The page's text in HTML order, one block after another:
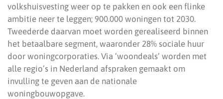
volkshuisvesting weer op te pakken en ook een flinke
ambitie neer te leggen; 900.000 woningen tot 2030.
Tweederde daarvan moet worden gerealiseerd binnen
het betaalbare segment, waaronder 28% sociale huur
door woningcorporaties. Via ‘woondeals’ worden met
alle regio’s in Nederland afspraken gemaakt om
invulling te geven aan de nationale
woningbouwopgave.